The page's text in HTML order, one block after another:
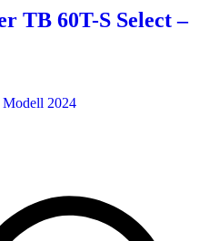
TB 60T-S Select –